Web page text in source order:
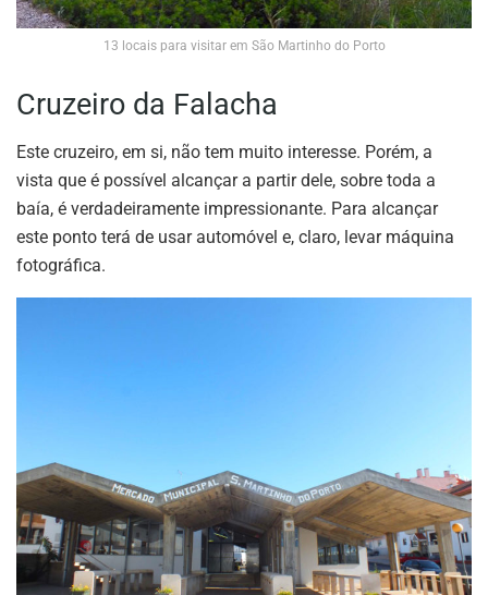
13 locais para visitar em São Martinho do Porto
Cruzeiro da Falacha
Este cruzeiro, em si, não tem muito interesse. Porém, a
vista que é possível alcançar a partir dele, sobre toda a
baía, é verdadeiramente impressionante. Para alcançar
este ponto terá de usar automóvel e, claro, levar máquina
fotográfica.